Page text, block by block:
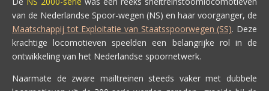
van de Nederlandse Spoor-wegen (NS) en haar voorganger, de
Maatschappij tot Exploitatie van Staatsspoorwegen (SS). Deze
krachtige locomotieven speelden een belangrijke rol in de
ontwikkeling van het Nederlandse spoornetwerk.
Naarmate de zware mailtreinen steeds vaker met dubbele